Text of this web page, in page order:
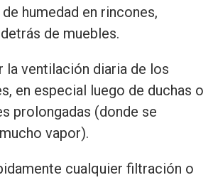
humedad en rincones,
de muebles.
la ventilación diaria de los
en especial luego de duchas o
prolongadas (donde se
vapor).
cualquier filtración o